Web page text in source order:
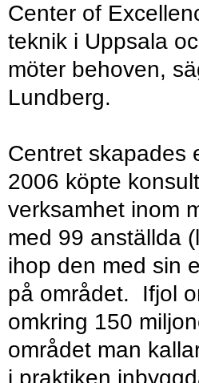
Center of
teknik i Uppsala
möter behoven,
Lundberg.
Centret skapades
2006 köpte
verksamhet inom
med 99 anställda
ihop den med sin
på området. Ifjol
omkring 150
området man